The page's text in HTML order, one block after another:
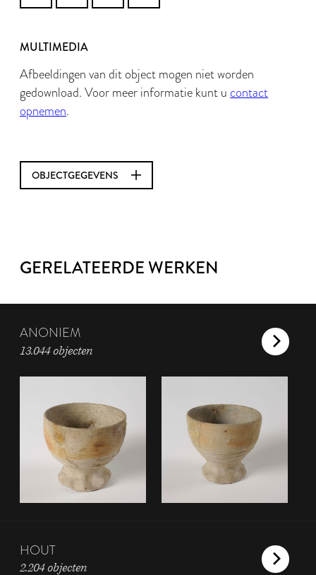
MULTIMEDIA
Afbeeldingen van dit object mogen niet worden
gedownload. Voor meer informatie kunt u contact
opnemen.
OBJECTGEGEVENS
GERELATEERDE WERKEN
ANONIEM
13.044 objecten
HOUT
2.204 objecten